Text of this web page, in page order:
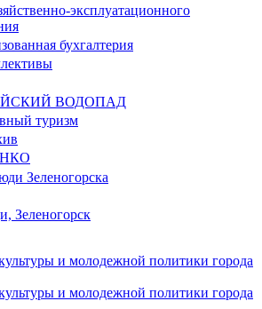
эксплуатационного
бухгалтерия
ВОДОПАД
туризм
Зеленогорска
Зеленогорск